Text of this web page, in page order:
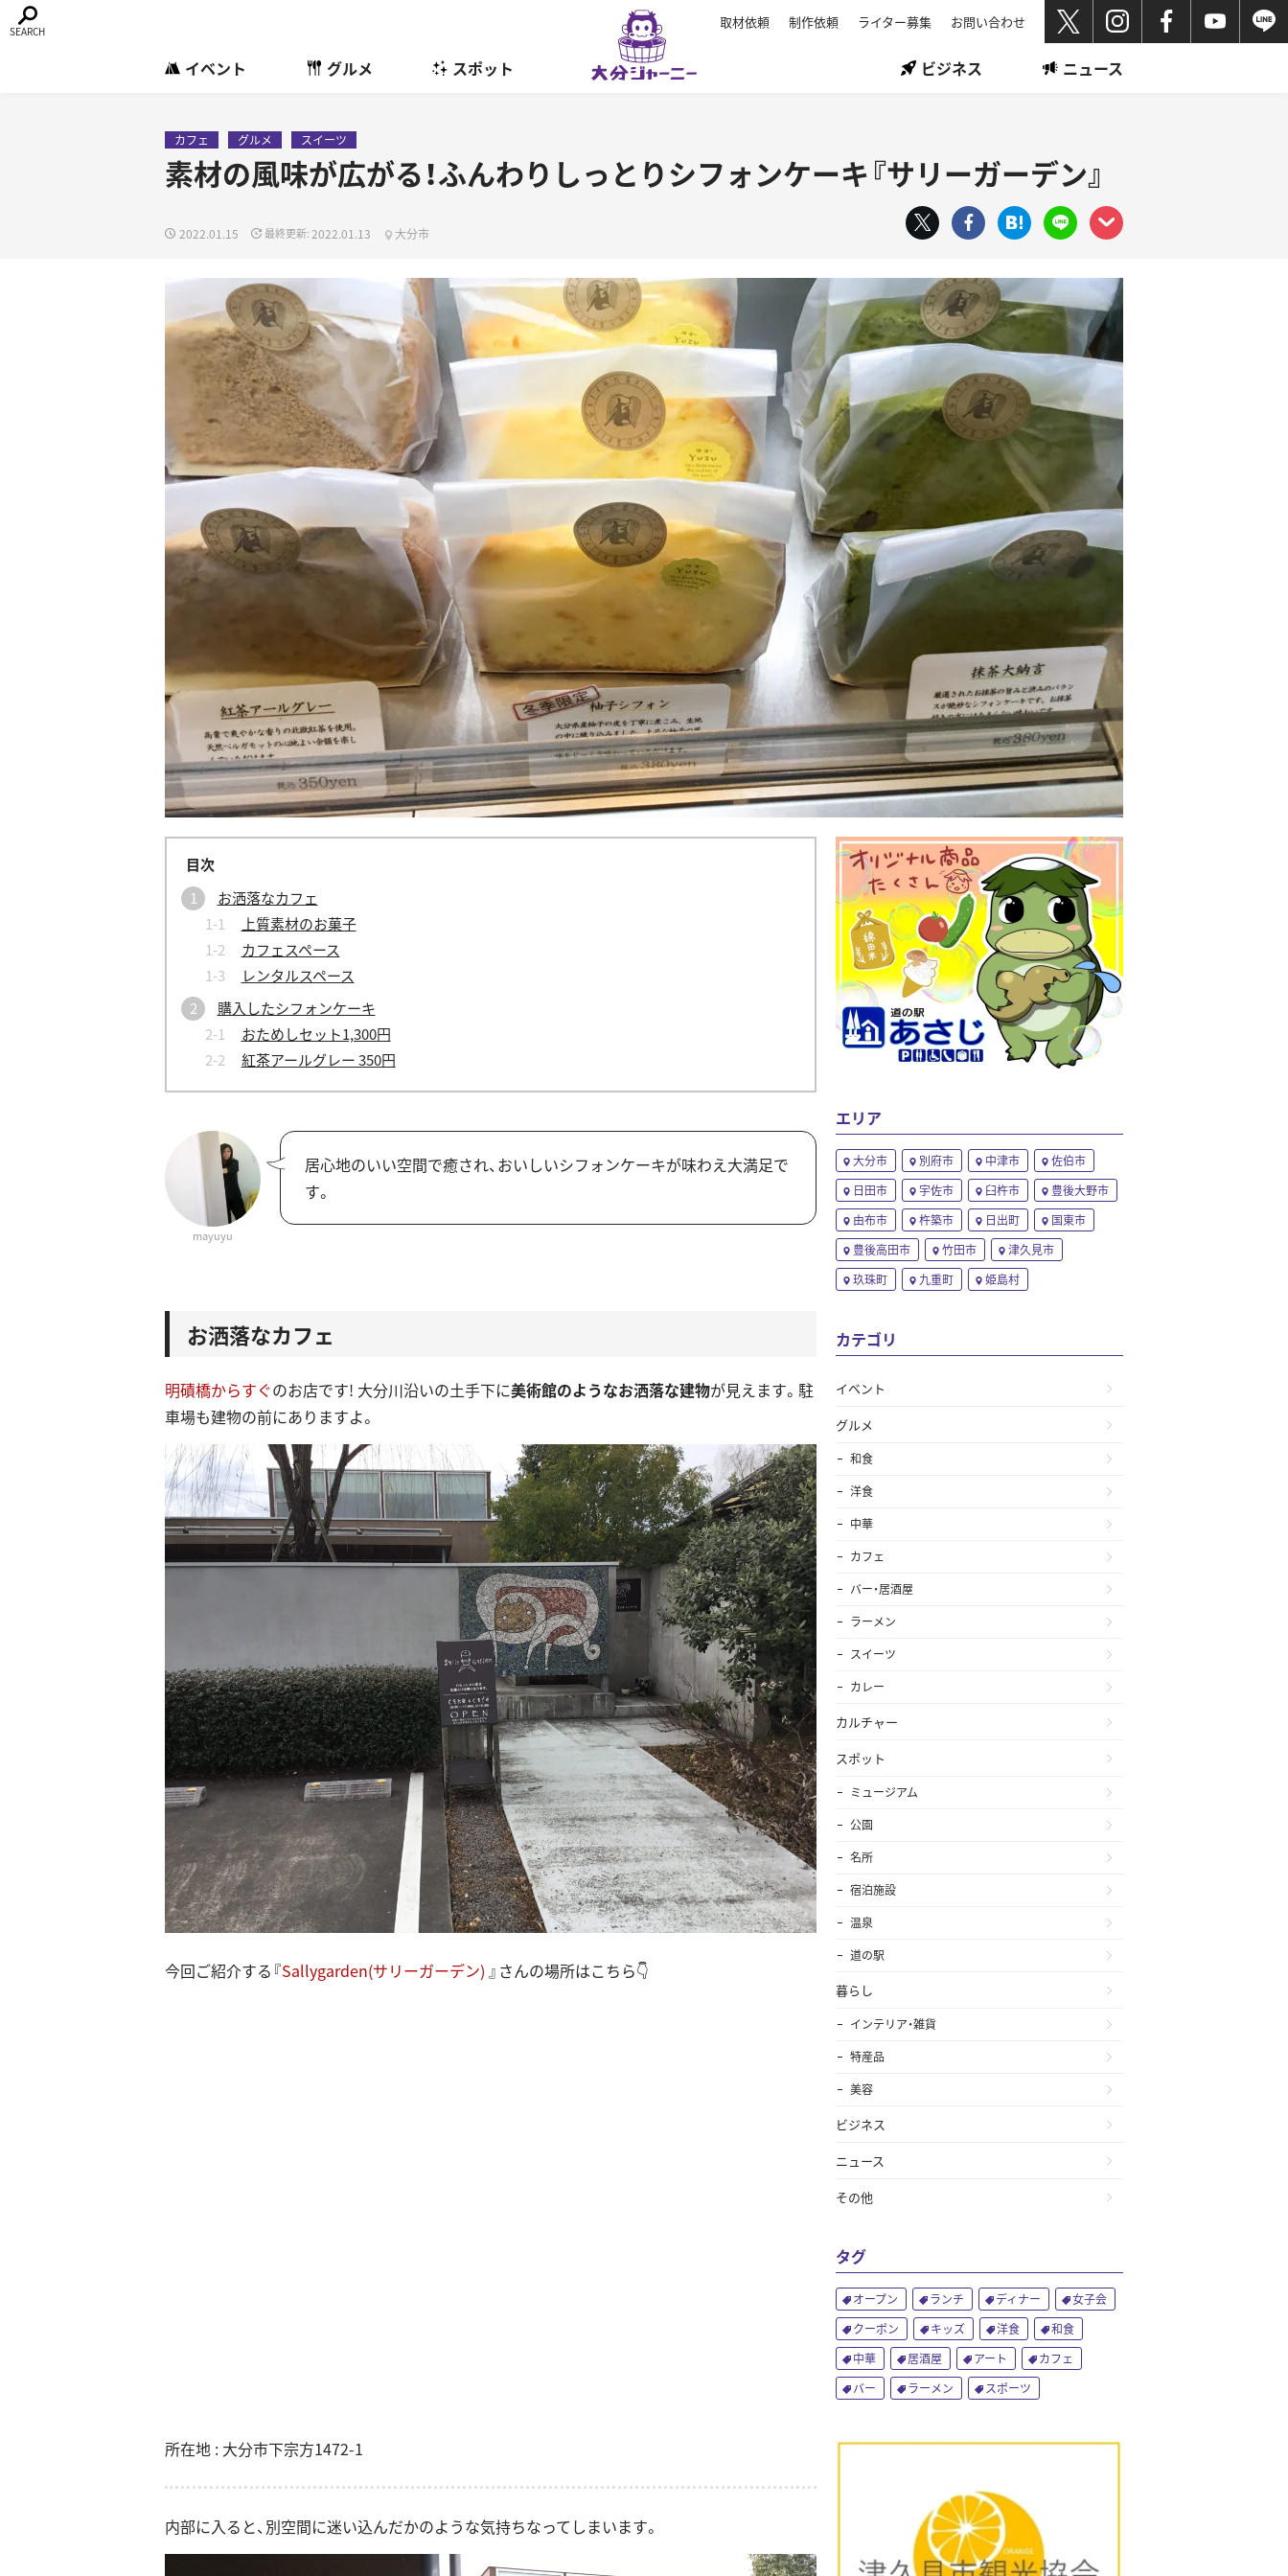
取材依頼 制作依頼 ライター募集 お問い合わせ
イベント グルメ スポット 暮らし ビジネス ニュース
カフェ グルメ スイーツ
素材の風味が広がる！ふんわりしっとりシフォンケーキ『サリーガーデン』
2022.01.15 2022.01.13 大分市
お洒落なカフェ
上質素材のお菓子
カフェスペース
レンタルスペース
購入したシフォンケーキ
おためしセット1,300円
紅茶アールグレー 350円
mayuyu
居心地のいい空間で癒され、おいしいシフォンケーキが味わえ大満足で
す。
お洒落なカフェ
明磧橋からすぐのお店です! 大分川沿いの土手下に美術館のようなお洒落な建物が見えます。駐
車場も建物の前にありますよ。
今回ご紹介する『Sallygarden(サリーガーデン) 』さんの場所はこちら👇
所在地 : 大分市下宗方1472-1
内部に入ると、別空間に迷い込んだかのような気持ちなってしまいます。
エリア
大分市 別府市 中津市
佐伯市
日田市
宇佐市 臼杵市
豊後大野市
由布市
杵築市 日出町
国東市
豊後高田市
竹田市
津久見市
玖珠町
九重町 姫島村
カテゴリ
イベント
グルメ
和食
洋食
中華
カフェ
バー・居酒屋
ラーメン
スイーツ
カレー
カルチャー
スポット
ミュージアム
公園
名所
宿泊施設
温泉
道の駅
暮らし
インテリア・雑貨
特産品
美容
ビジネス
ニュース
その他
タグ
オープン ランチ ディナー
女子会
クーポン
キッズ 洋食
和食
中華
居酒屋 アート
カフェ
バー
ラーメン スポーツ